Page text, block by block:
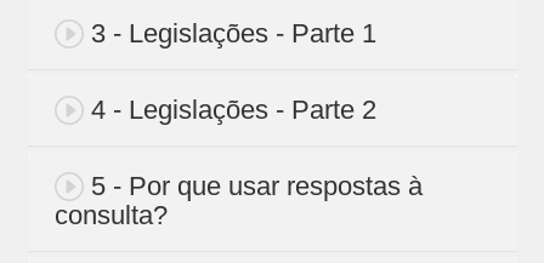
3 - Legislações - Parte 1
4 - Legislações - Parte 2
5 - Por que usar respostas à
consulta?